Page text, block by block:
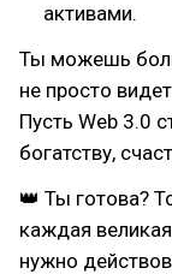
активами.
Ты можешь
не просто
Пусть Web 3.0
богатству,
👑 Ты готова?
каждая
нужно